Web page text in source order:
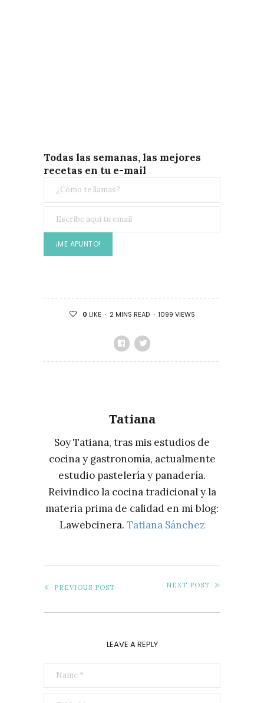
Todas las semanas, las mejores
recetas en tu e-mail
0 LIKE 2 MINS READ 1099 VIEWS
Tatiana
Soy Tatiana, tras mis estudios de
cocina y gastronomía, actualmente
estudio pastelería y panadería.
Reivindico la cocina tradicional y la
materia prima de calidad en mi blog:
Lawebcinera. Tatiana Sánchez
PREVIOUS POST NEXT POST
LEAVE A REPLY